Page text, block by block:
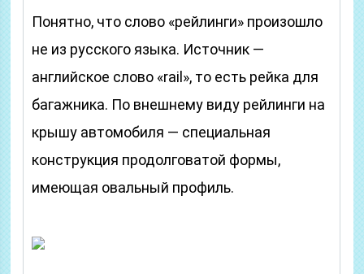
Понятно, что слово «рейлинги» произошло
не из русского языка. Источник —
английское слово «rail», то есть рейка для
багажника. По внешнему виду рейлинги на
крышу автомобиля — специальная
конструкция продолговатой формы,
имеющая овальный профиль.